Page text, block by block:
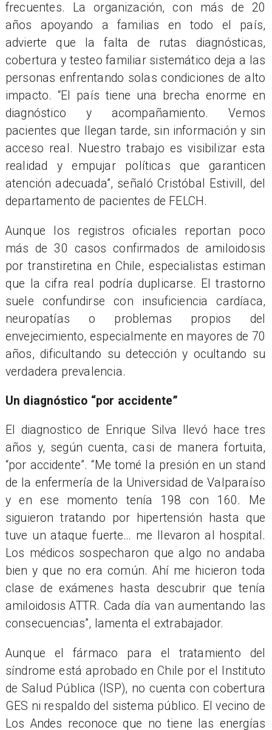
frecuentes. La organización, con más de 20
años apoyando a familias en todo el país,
advierte que la falta de rutas diagnósticas,
cobertura y testeo familiar sistemático deja a las
personas enfrentando solas condiciones de alto
impacto.“El país tiene una brecha enorme en
diagnóstico y acompañamiento. Vemos
pacientes que llegan tarde, sin información y sin
acceso real. Nuestro trabajo es visibilizar esta
realidad y empujar políticas que garanticen
atención adecuada”, señaló Cristóbal Estivill, del
departamento de pacientes de FELCH.
Aunque los registros oficiales reportan poco
más de 30 casos confirmados de amiloidosis
por transtiretina en Chile, especialistas estiman
que la cifra real podría duplicarse. El trastorno
suele confundirse con insuficiencia cardíaca,
neuropatías o problemas propios del
envejecimiento, especialmente en mayores de 70
años,dificultando su detección y ocultando su
verdadera prevalencia.
Un diagnóstico “por accidente”
El diagnostico de Enrique Silva llevó hace tres
años y, según cuenta, casi de manera fortuita,
“por accidente”. “Me tomé la presión en un stand
de la enfermería de la Universidad de Valparaíso
y en ese momento tenía 198 con 160. Me
siguieron tratando por hipertensión hasta que
tuve un ataque fuerte… me llevaron al hospital.
Los médicos sospecharon que algo no andaba
bien y que no era común. Ahí me hicieron toda
clase de exámenes hasta descubrir que tenía
amiloidosis ATTR. Cada día van aumentando las
consecuencias”, lamenta el extrabajador.
Aunque el fármaco para el tratamiento del
síndrome está aprobado en Chile por el Instituto
de Salud Pública (ISP), no cuenta con cobertura
GES ni respaldo del sistema pú blico. El vecino de
Los Andes reconoce que no tiene las energías